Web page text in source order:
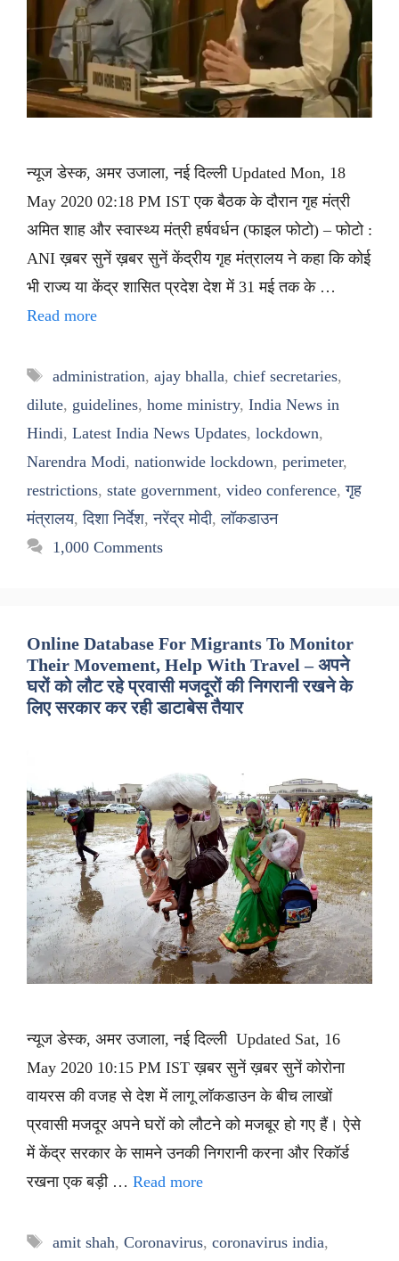
न्यूज डेस्क, अमर उजाला, नई दिल्ली Updated Mon, 18
May 2020 02:18 PM IST एक बैठक के दौरान गृह मंत्री
अमित शाह और स्वास्थ्य मंत्री हर्षवर्धन (फाइल फोटो) – फोटो :
ANI ख़बर सुनें ख़बर सुनें केंद्रीय गृह मंत्रालय ने कहा कि कोई
भी राज्य या केंद्र शासित प्रदेश देश में 31 मई तक के …
Read more
Tags
administration, ajay bhalla, chief secretaries,
dilute, guidelines, home ministry, India News in
Hindi, Latest India News Updates, lockdown,
Narendra Modi, nationwide lockdown, perimeter,
restrictions, state government, video conference,गृह
मंत्रालय,दिशा निर्देश,नरेंद्र मोदी,लॉकडाउन
1,000 Comments
Online Database For Migrants To Monitor
Their Movement, Help With Travel – अपने
घरों को लौट रहे प्रवासी मजदूरों की निगरानी रखने के
लिए सरकार कर रही डाटाबेस तैयार
न्यूज डेस्क, अमर उजाला, नई दिल्ली Updated Sat, 16
May 2020 10:15 PM IST ख़बर सुनें ख़बर सुनें कोरोना
वायरस की वजह से देश में लागू लॉकडाउन के बीच लाखों
प्रवासी मजदूर अपने घरों को लौटने को मजबूर हो गए हैं। ऐसे
में केंद्र सरकार के सामने उनकी निगरानी करना और रिकॉर्ड
रखना एक बड़ी … Read more
Tags
amit shah, Coronavirus, coronavirus india,